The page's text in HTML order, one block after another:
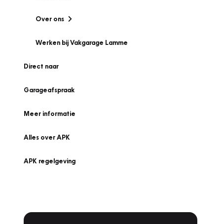
Over ons
Werken bij Vakgarage Lamme
Direct naar
Garageafspraak
Meer informatie
Alles over APK
APK regelgeving